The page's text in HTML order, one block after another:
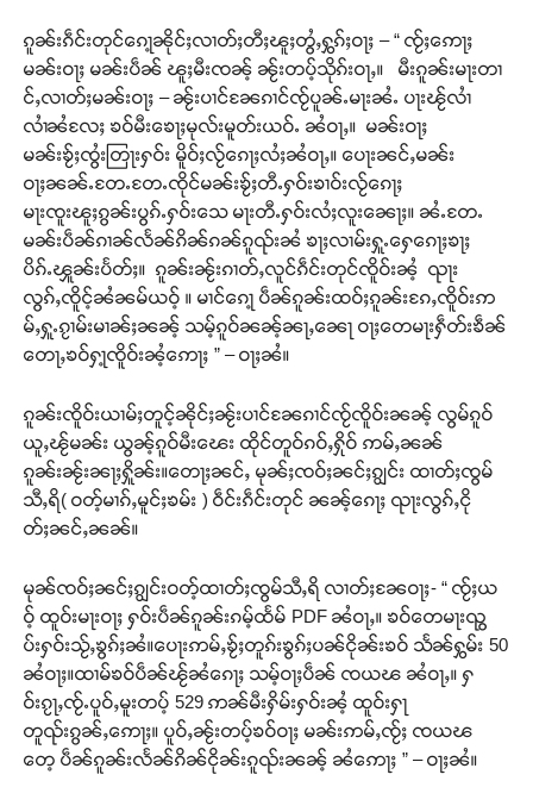
ၵူၼ်းၵဵင်းတုင်ၵေႃ့ၼိုင်ႈလၢတ်ႈတီႈၽူႈတွႆႇႁွၵ်ႈဝႃႈ – “ ၸႂ်ႈဢေႃႈ
မၼ်းဝႃႈ မၼ်းပဵၼ် ၽူႈမီးၸၼ့် ၼႂ်းတပ့်သိုၵ်းဝႃႇ။ မီးၵူၼ်းမႃးတၢ
င်ႇလၢတ်ႈမၼ်းဝႃႈ – ၼႂ်းပၢင်ၼႄၵၢင်ၸႂ်ပူၼ်ႉမႃးၼႆႉ ပႃးၽႂ်လၢႆ
လၢႆၼႆလႄႈ ၶဝ်မီးၶေႃႈမုလ်းမူတ်းယဝ်ႉ ၼႆဝႃႇ။ မၼ်းဝႃႈ
မၼ်းၶႂ်ႈၸွႆးတြႃးႁဝ်း မိူဝ်ႈလႂ်ၵေႃႈလႆႈၼႆဝႃႇ။ ပေႃးၼင်ႇမၼ်း
ဝႃႈၼၼ်ႉတႄႉတႄႉၸိုင်မၼ်းၶႂ်ႈတီႉႁဝ်းၶၢဝ်းလႂ်ၵေႃႈ
မႃးၸူးၽူႈၵွၼ်းပွၵ်ႉႁဝ်းသေ မႃးတီႉႁဝ်းလႆႈလူးၼေႃႈ။ ၼႆႉတႄႉ
မၼ်းပဵၼ်ၵၢၼ်လႅၼ်ၵိၼ်ၵၼ်ၵူၺ်းၼႆ ၶႃႈလၢမ်းႁူႉႁေၵေႃႈၶႃႈ
ပိၵ်ႉၾူၼ်းပႅတ်ႈ။ ၵူၼ်းၼႂ်းၵၢတ်ႇလူင်ၵဵင်းတုင်ၸိူဝ်းၼႆ့ ၺႃး
လွၵ်ႇၸိူင့်ၼႆၼမ်ယဝ့် ။ မၢင်ၵေႃ့ ပဵၼ်ၵူၼ်းထဝ်ႈၵူၼ်းၵႄႇၸိူဝ်းဢ
မ်ႇႁူႉၵႂၢမ်းမၢၼ်ႈၼၼ့် သမ့်ၵူဝ်ၼၼ့်ၼႃႇၼေႃ ဝႃႈတေမႃးႁဵတ်းၶဵၼ်
တေႃႇၶဝ်ႁႃ့ၸိူဝ်းၼႆ့ဢေႃႈ ” – ဝႃႈၼႆ။
ၵူၼ်းၸိူဝ်းယၢမ်ႈတူင့်ၼိုင်ႈၼႂ်းပၢင်ၼႄၵၢင်ၸႂ်ၸိူဝ်းၼၼ့် လွမ်ၵူဝ်
ယူႇၽႂ်မၼ်း ယွၼ့်ၵူဝ်မီးၽေး ထိုင်တူဝ်ၵဝ်ႇႁိုဝ် ဢမ်ႇၼၼ်
ၵူၼ်းၼႂ်းၼႃႈႁိူၼ်း။တေႃႈၼင်ႇ မုၼ်ႈၸဝ်ႈၼင်ႈၵျွင်း ထၢတ်ႈၸွမ်
သီႇရိ( ဝတ့်မၢၵ်ႇမူင်ႈၶမ်း ) ဝဵင်းၵဵင်းတုင် ၼၼ့်ၵေႃႈ ၺႃးလွၵ်ႇငို
တ်ႈၼင်ႇၼၼ်။
မုၼ်ၸဝ်ႈၼင်ႈၵျွင်းဝတ့်ထၢတ်ႈၸွမ်သီႇရိ လၢတ်ႈၼႄဝႃႈ- “ ၸႂ်ႈယ
ဝ့် ထူဝ်းမႃးဝႃႈ ႁဝ်းပဵၼ်ၵူၼ်းၵမ့်ထႅမ် PDF ၼႆဝႃႇ။ ၶဝ်တေမႃးၺွ
ပ်းႁဝ်းသႂ်ႇၶွၵ်ႈၼႆ။ပေႃးဢမ်ႇၶႂ်ႈတူၵ်းၶွၵ်ႈပၼ်ငိုၼ်းၶဝ် သႅၼ်ႁွမ်း 50
ၼႆဝႃႈ။ထၢမ်ၶဝ်ပဵၼ်ၽႂ်ၼႆၵေႃႈ သမ့်ဝႃႈပဵၼ် ၸယၽ ၼႆဝႃႇ။ ႁ
ဝ်းၵႂႃႇၸႂ်ႉပူဝ်ႇမူးတပ့် 529 ဢၼ်မီးႁိမ်းႁဝ်းၼႆ့ ထူဝ်းႁႃ
တူၺ်းၵွၼ်ႇဢေႃႈ။ ပူဝ်ႇၼႂ်းတပ့်ၶဝ်ဝႃႈ မၼ်းဢမ်ႇၸႂ်ႈ ၸယၽ
တေ့ ပဵၼ်ၵူၼ်းလႅၼ်ၵိၼ်ငိုၼ်းၵူၺ်းၼၼ့် ၼႆဢေႃႈ ” – ဝႃႈၼႆ။